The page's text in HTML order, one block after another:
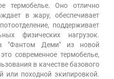
термобелье. Оно отлично
в жару, обеспечивает
поддерживает
физических нагрузок.
"Фантом Деми" из новой
современное термобелье,
в качестве базового
или походной экипировкой.